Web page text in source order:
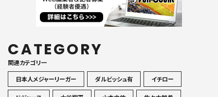
CATEGORY
関連カテゴリ一
日本人メジャーリーガー
ダルビッシュ有 イチロー